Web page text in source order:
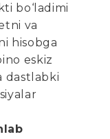
bo‘ladimi
va
hisobga
eskiz
dastlabki